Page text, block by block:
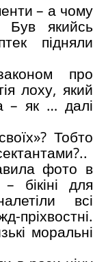
– а чому
Був якийсь
підняли
про
лоху, який
– як … далі
Тобто
фото в
бікіні для
всі
моральні